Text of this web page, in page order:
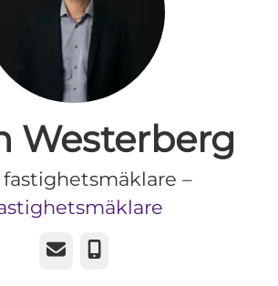
Westerberg
fastighetsmäklare –
E-postTelefon